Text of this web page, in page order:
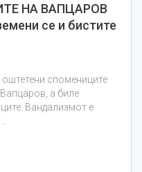
НА ВАПЦАРОВ
се и бистите
оштетени спомениците
а биле
Вандализмот е